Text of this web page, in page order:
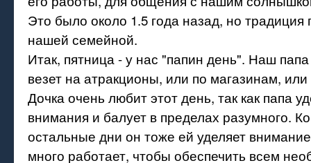
Это было около 1.5 года назад, но традиция
нашей семейной.
Итак, пятница - у нас "папин день". Наш
везет на атракционы, или по магазинам, или
Дочка очень любит этот день, так как папа
внимания и балует в пределах разумного.
остальные дни он тоже ей уделяет
много работает, чтобы обеспечить всем